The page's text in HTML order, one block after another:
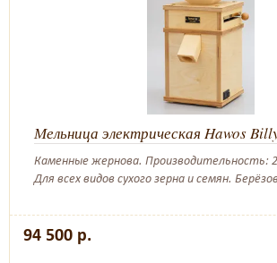
Мельница электрическая Hawos
Каменные жернова. Производительность:
Для всех видов сухого зерна и семян.
94 500 р.